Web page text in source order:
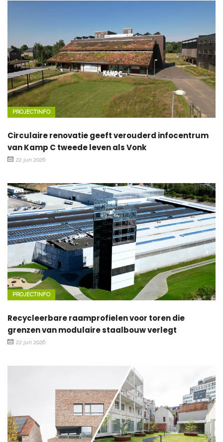
PROJECTINFO
Circulaire renovatie geeft verouderd infocentrum
van Kamp C tweede leven als Vonk
22 jun 2026
PROJECTINFO
Recycleerbare raamprofielen voor toren die
grenzen van modulaire staalbouw verlegt
22 jun 2026